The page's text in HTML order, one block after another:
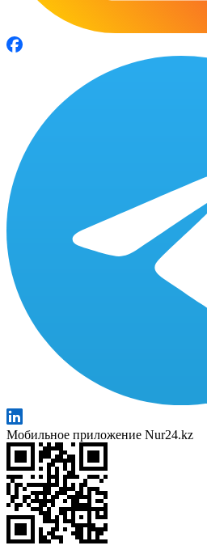
Мобильное приложение Nur24.kz